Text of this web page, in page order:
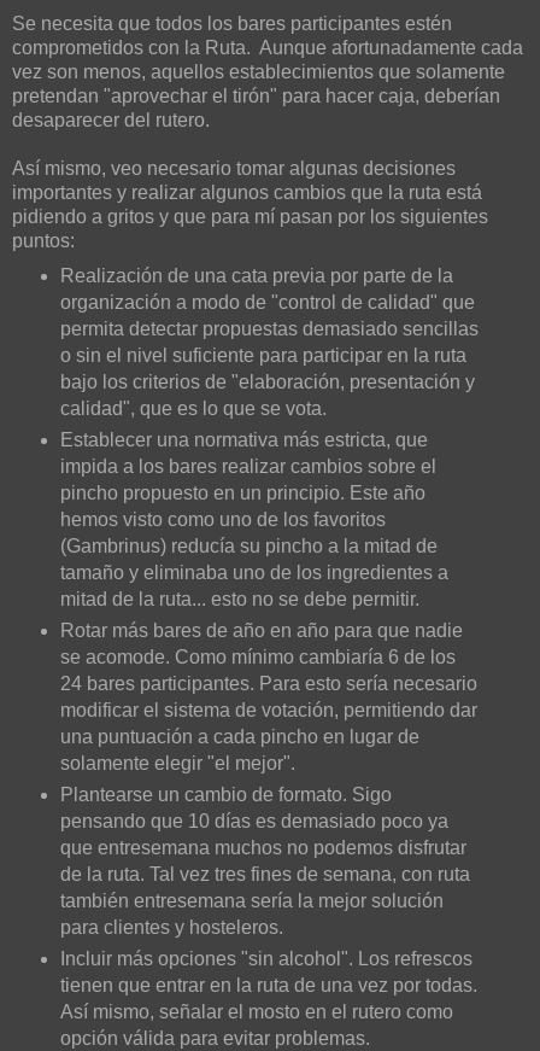
Se necesita que todos los bares participantes estén
comprometidos con la Ruta. Aunque afortunadamente cada
vez son menos, aquellos establecimientos que solamente
pretendan "aprovechar el tirón" para hacer caja, deberían
desaparecer del rutero.
Así mismo, veo necesario tomar algunas decisiones
importantes y realizar algunos cambios que la ruta está
pidiendo a gritos y que para mí pasan por los siguientes
puntos:
Realización de una cata previa por parte de la
organización a modo de "control de calidad" que
permita detectar propuestas demasiado sencillas
o sin el nivel suficiente para participar en la ruta
bajo los criterios de "elaboración, presentación y
calidad", que es lo que se vota.
Establecer una normativa más estricta, que
impida a los bares realizar cambios sobre el
pincho propuesto en un principio. Este año
hemos visto como uno de los favoritos
(Gambrinus) reducía su pincho a la mitad de
tamaño y eliminaba uno de los ingredientes a
mitad de la ruta... esto no se debe permitir.
Rotar más bares de año en año para que nadie
se acomode. Como mínimo cambiaría 6 de los
24 bares participantes. Para esto sería necesario
modificar el sistema de votación, permitiendo dar
una puntuación a cada pincho en lugar de
solamente elegir "el mejor".
Plantearse un cambio de formato. Sigo
pensando que 10 días es demasiado poco ya
que entresemana muchos no podemos disfrutar
de la ruta. Tal vez tres fines de semana, con ruta
también entresemana sería la mejor solución
para clientes y hosteleros.
Incluir más opciones "sin alcohol". Los refrescos
tienen que entrar en la ruta de una vez por todas.
Así mismo, señalar el mosto en el rutero como
opción válida para evitar problemas.